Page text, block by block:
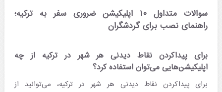
سوالات متداول ۱۰ اپلیکیشن ضروری سفر به ترکیه؛
راهنمای نصب برای گردشگران
برای پیداکردن نقاط دیدنی هر شهر در ترکیه از چه
اپلیکیشن‌هایی می‌توان استفاده کرد؟
برای پیداکردن نقاط دیدنی هر شهر در ترکیه، می‌توانید از